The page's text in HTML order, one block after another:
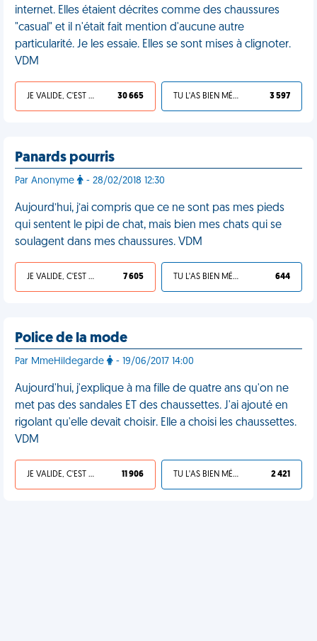
internet. Elles étaient décrites comme des chaussures
"casual" et il n'était fait mention d'aucune autre
particularité. Je les essaie. Elles se sont mises à clignoter.
VDM
JE VALIDE, C'EST UNE VDM 30 665 TU L'AS BIEN MÉRITÉ 3 597
Panards pourris
Par Anonyme - 28/02/2018 12:30
Aujourd’hui, j’ai compris que ce ne sont pas mes pieds
qui sentent le pipi de chat, mais bien mes chats qui se
soulagent dans mes chaussures. VDM
JE VALIDE, C'EST UNE VDM 7 605 TU L'AS BIEN MÉRITÉ 644
Police de la mode
Par MmeHildegarde - 19/06/2017 14:00
Aujourd'hui, j'explique à ma fille de quatre ans qu'on ne
met pas des sandales ET des chaussettes. J'ai ajouté en
rigolant qu'elle devait choisir. Elle a choisi les chaussettes.
VDM
JE VALIDE, C'EST UNE VDM 11 906 TU L'AS BIEN MÉRITÉ 2 421